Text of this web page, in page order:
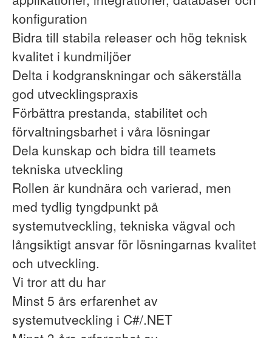
konfiguration
Bidra till stabila releaser och hög teknisk
kvalitet i kundmiljöer
Delta i kodgranskningar och säkerställa
god utvecklingspraxis
Förbättra prestanda, stabilitet och
förvaltningsbarhet i våra lösningar
Dela kunskap och bidra till teamets
tekniska utveckling
Rollen är kundnära och varierad, men
med tydlig tyngdpunkt på
systemutveckling, tekniska vägval och
långsiktigt ansvar för lösningarnas kvalitet
och utveckling.
Vi tror att du har
Minst 5 års erfarenhet av
systemutveckling i C#/.NET